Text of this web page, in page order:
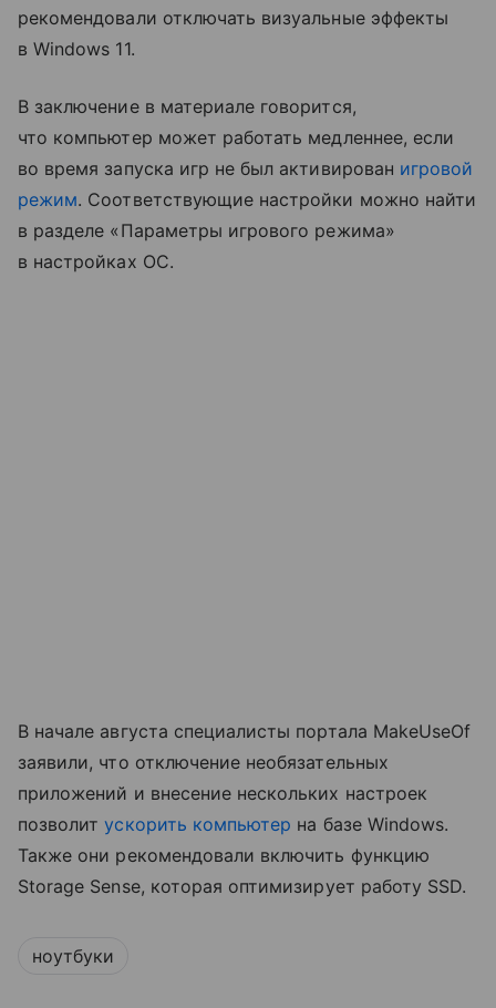
рекомендовали отключать визуальные эффекты
в Windows 11.
В заключение в материале говорится,
что компьютер может работать медленнее, если
во время запуска игр не был активирован игровой
режим. Соответствующие настройки можно найти
в разделе «Параметры игрового режима»
в настройках ОС.
В начале августа специалисты портала MakeUseOf
заявили, что отключение необязательных
приложений и внесение нескольких настроек
позволитускорить компьютер на базе Windows.
Также они рекомендовали включить функцию
Storage Sense, которая оптимизирует работу SSD.
ноутбуки